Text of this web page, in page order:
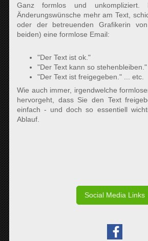
Ganz formlos und unkompliziert.
Änderungswünsche mehr am Text,
oder der betreuenden Grafikerin
beiden) eine formlose Email:
"Der Text ist ok."
"Der Text kann so stehenbleiben."
"Der Text ist freigegeben." ... etc.
Wie auch immer, irgendwelche
hervorgeht, dass Sie den Text
einfach - und doch so essentiell
Ablauf.
Social Media Links